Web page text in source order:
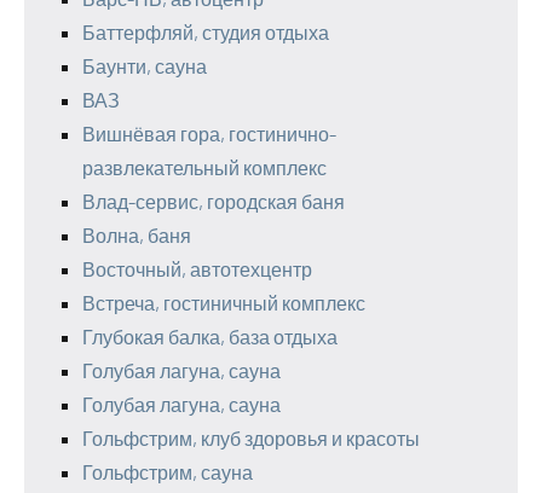
Баттерфляй, студия отдыха
Баунти, сауна
ВАЗ
Вишнёвая гора, гостинично-
развлекательный комплекс
Влад-сервис, городская баня
Волна, баня
Восточный, автотехцентр
Встреча, гостиничный комплекс
Глубокая балка, база отдыха
Голубая лагуна, сауна
Голубая лагуна, сауна
Гольфстрим, клуб здоровья и красоты
Гольфстрим, сауна